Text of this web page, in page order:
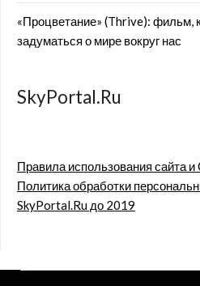
«Процветание» (Thrive): фильм,
задуматься о мире вокруг нас
SkyPortal.Ru
Правила использования сайта и
Политика обработки
SkyPortal.Ru до 2019